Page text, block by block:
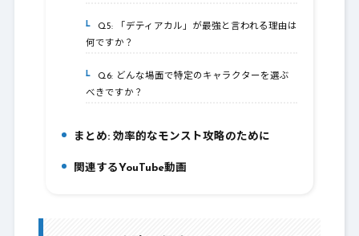
5-5.Q5: 「デティアカル」が最強と言われる理由は
何ですか？
5-6.Q6: どんな場面で特定のキャラクターを選ぶ
べきですか？
まとめ: 効率的なモンスト攻略のために
関連するYouTube動画